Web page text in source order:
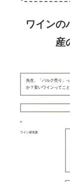
ワインの
産
先生、「バルク売り」
か？安いワインってこ
ワイン研究家